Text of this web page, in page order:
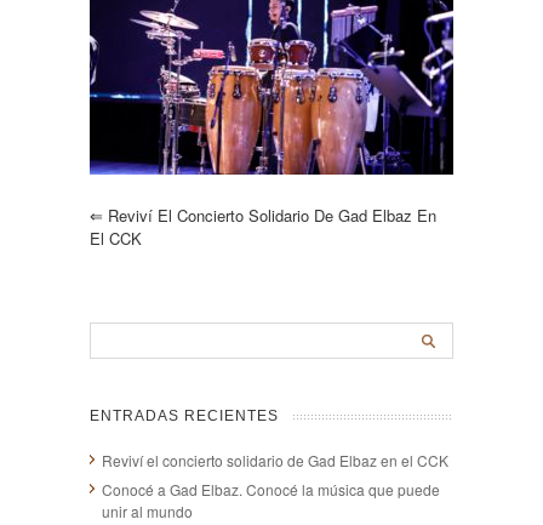
⇐ Reviví El Concierto Solidario De Gad Elbaz En
El CCK
ENTRADAS RECIENTES
Reviví el concierto solidario de Gad Elbaz en el CCK
Conocé a Gad Elbaz. Conocé la música que puede
unir al mundo